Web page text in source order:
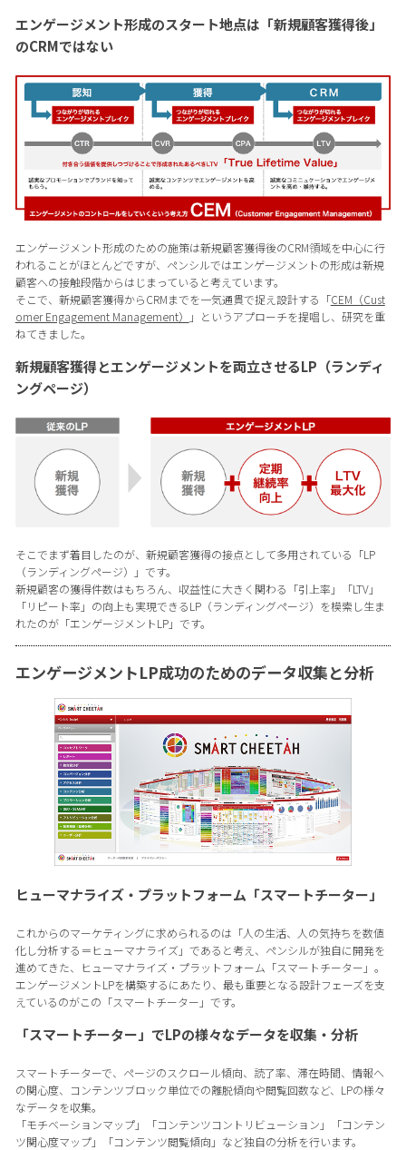
エンゲージメント形成のスタート地点は「新規顧客獲得後」
のCRMではない
エンゲージメント形成のための施策は新規顧客獲得後のCRM領域を中心に行
われることがほとんどですが、ペンシルではエンゲージメントの形成は新規
顧客への接触段階からはじまっていると考えています。
そこで、新規顧客獲得からCRMまでを一気通貫で捉え設計する「CEM（Cust
omer Engagement Management）
」というアプローチを提唱し、研究を重
ねてきました。
新規顧客獲得とエンゲージメントを両立させるLP（ランディ
ングページ）
そこでまず着目したのが、新規顧客獲得の接点として多用されている「LP
（ランディングページ）」です。
新規顧客の獲得件数はもちろん、収益性に大きく関わる「引上率」「LTV」
「リピート率」の向上も実現できるLP（ランディングページ）を模索し生ま
れたのが「エンゲージメントLP」です。
エンゲージメントLP成功のためのデータ収集と分析
ヒューマナライズ・プラットフォーム「スマートチーター」
これからのマーケティングに求められるのは「人の生活、人の気持ちを数値
化し分析する＝ヒューマナライズ」であると考え、ペンシルが独自に開発を
進めてきた、ヒューマナライズ・プラットフォーム「スマートチーター」。
エンゲージメントLPを構築するにあたり、最も重要となる設計フェーズを支
えているのがこの「スマートチーター」です。
「スマートチーター」でLPの様々なデータを収集・分析
スマートチーターで、ページのスクロール傾向、読了率、滞在時間、情報へ
の関心度、コンテンツブロック単位での離脱傾向や閲覧回数など、LPの様々
なデータを収集。
「モチベーションマップ」「コンテンツコントリビューション」「コンテン
ツ関心度マップ」「コンテンツ閲覧傾向」など独自の分析を行います。